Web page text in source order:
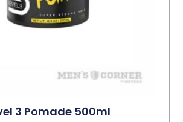
3 Pomade 500ml